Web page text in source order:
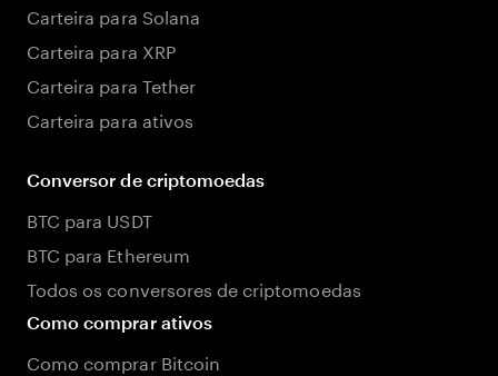
Carteira para Solana
Carteira para XRP
Carteira para Tether
Carteira para ativos
Conversor de criptomoedas
BTC para USDT
BTC para Ethereum
Todos os conversores de criptomoedas
Como comprar ativos
Como comprar Bitcoin